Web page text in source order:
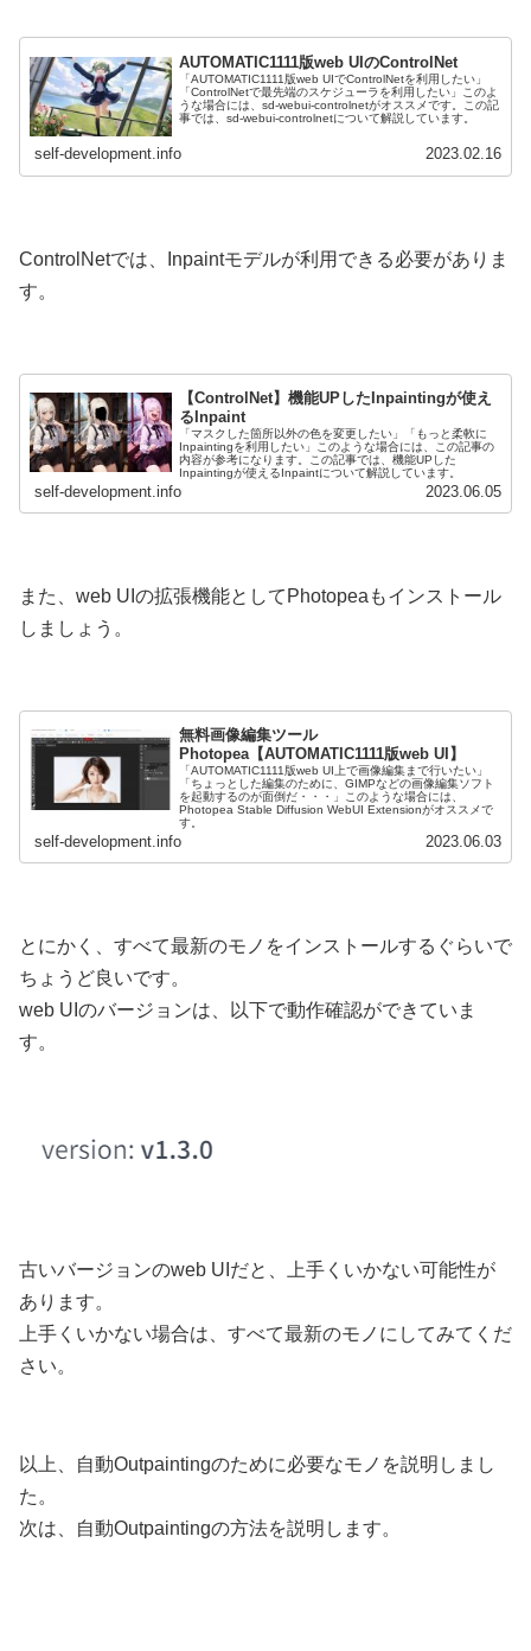
AUTOMATIC1111版web UIのControlNet
「AUTOMATIC1111版web UIでControlNetを利用したい」
「ControlNetで最先端のスケジューラを利用したい」このよ
うな場合には、sd-webui-controlnetがオススメです。この記
事では、sd-webui-controlnetについて解説しています。
self-development.info 2023.02.16
ControlNetでは、Inpaintモデルが利用できる必要がありま
す。
【ControlNet】機能UPしたInpaintingが使え
るInpaint
「マスクした箇所以外の色を変更したい」「もっと柔軟に
Inpaintingを利用したい」このような場合には、この記事の
内容が参考になります。この記事では、機能UPした
Inpaintingが使えるInpaintについて解説しています。
self-development.info 2023.06.05
また、web UIの拡張機能としてPhotopeaもインストール
しましょう。
無料画像編集ツール
Photopea【AUTOMATIC1111版web UI】
「AUTOMATIC1111版web UI上で画像編集まで行いたい」
「ちょっとした編集のために、GIMPなどの画像編集ソフト
を起動するのが面倒だ・・・」このような場合には、
Photopea Stable Diffusion WebUI Extensionがオススメで
す。
self-development.info 2023.06.03
とにかく、すべて最新のモノをインストールするぐらいで
ちょうど良いです。
web UIのバージョンは、以下で動作確認ができていま
す。
古いバージョンのweb UIだと、上手くいかない可能性が
あります。
上手くいかない場合は、すべて最新のモノにしてみてくだ
さい。
以上、自動Outpaintingのために必要なモノを説明しまし
た。
次は、自動Outpaintingの方法を説明します。